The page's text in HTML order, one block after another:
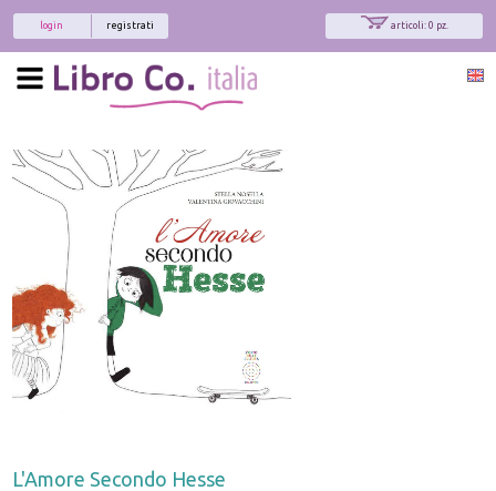
articoli: 0 pz.
registrati
login
L'Amore Secondo Hesse